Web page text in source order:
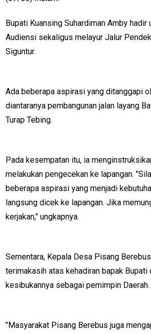
Bupati Kuansing Suhardiman Amby hadir
Audiensi sekaligus melayur Jalur
Siguntur.
Ada beberapa aspirasi yang ditanggapi
diantaranya pembangunan jalan layang
Turap Tebing.
Pada kesempatan itu, ia
melakukan pengecekan ke lapangan.
beberapa aspirasi yang menjadi
langsung dicek ke lapangan. Jika
kerjakan," ungkapnya.
Sementara, Kepala Desa Pisang
terimakasih atas kehadiran bapak Bupati
kesibukannya sebagai pemimpin Daerah.
"Masyarakat Pisang Berebus juga
N
Guide